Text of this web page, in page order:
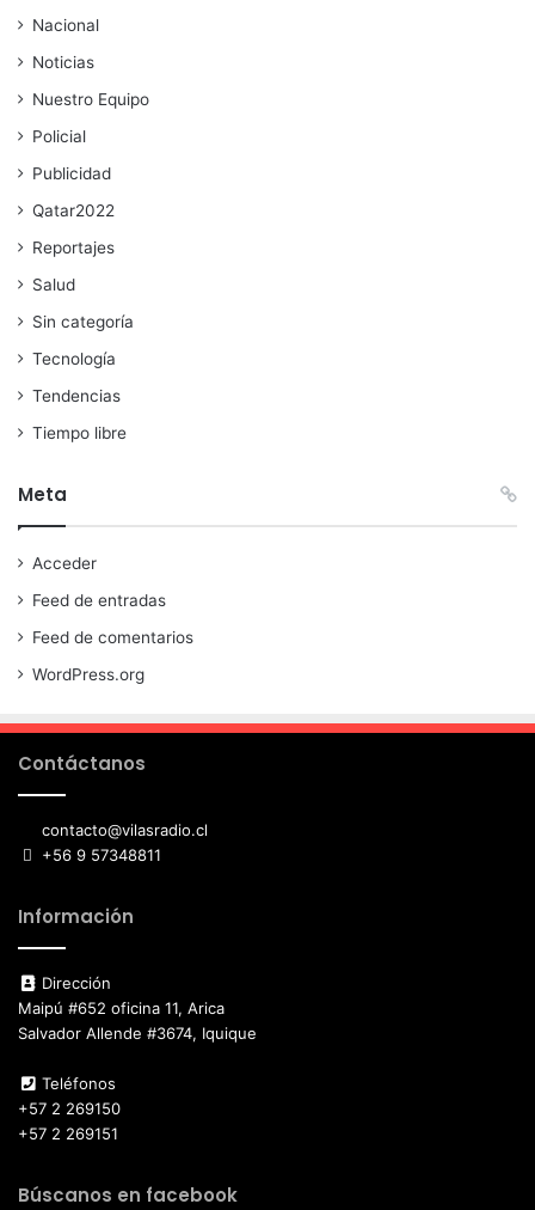
Nacional
Noticias
Nuestro Equipo
Policial
Publicidad
Qatar2022
Reportajes
Salud
Sin categoría
Tecnología
Tendencias
Tiempo libre
Meta
Acceder
Feed de entradas
Feed de comentarios
WordPress.org
Contáctanos
contacto@vilasradio.cl
+56 9 57348811
Información
Dirección
Maipú #652 oficina 11, Arica
Salvador Allende #3674, Iquique
Teléfonos
+57 2 269150
+57 2 269151
Búscanos en facebook